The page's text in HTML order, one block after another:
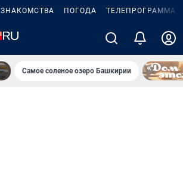
ЗНАКОМСТВА ПОГОДА ТЕЛЕПРОГРАММА
Самое соленое озеро Башкирии